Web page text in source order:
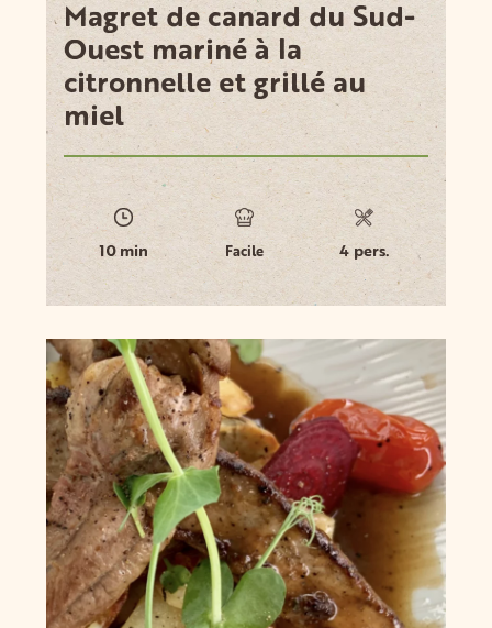
Magret de canard du Sud-
Ouest mariné à la
citronnelle et grillé au
miel
10 min Facile 4 pers.